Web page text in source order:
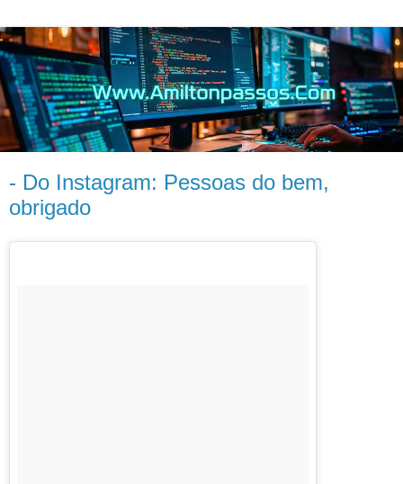
- Do Instagram: Pessoas do bem,
obrigado